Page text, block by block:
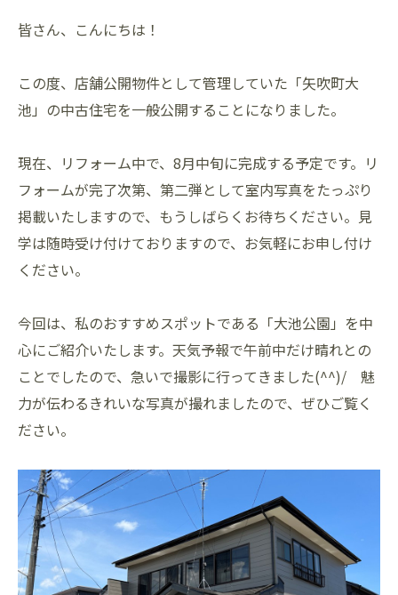
皆さん、こんにちは！
この度、店舗公開物件として管理していた「矢吹町大
池」の中古住宅を一般公開することになりました。
現在、リフォーム中で、8月中旬に完成する予定です。リ
フォームが完了次第、第二弾として室内写真をたっぷり
掲載いたしますので、もうしばらくお待ちください。見
学は随時受け付けておりますので、お気軽にお申し付け
ください。
今回は、私のおすすめスポットである「大池公園」を中
心にご紹介いたします。天気予報で午前中だけ晴れとの
ことでしたので、急いで撮影に行ってきました(^^)/ 魅
力が伝わるきれいな写真が撮れましたので、ぜひご覧く
ださい。